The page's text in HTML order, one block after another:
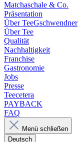
Matchaschale & Co.
Präsentation
Über TeeGschwendner
Über Tee
Qualität
Nachhaltigkeit
Franchise
Gastronomie
Jobs
Presse
Teecetera
PAYBACK
FAQ
Menü schließen
Deutsch